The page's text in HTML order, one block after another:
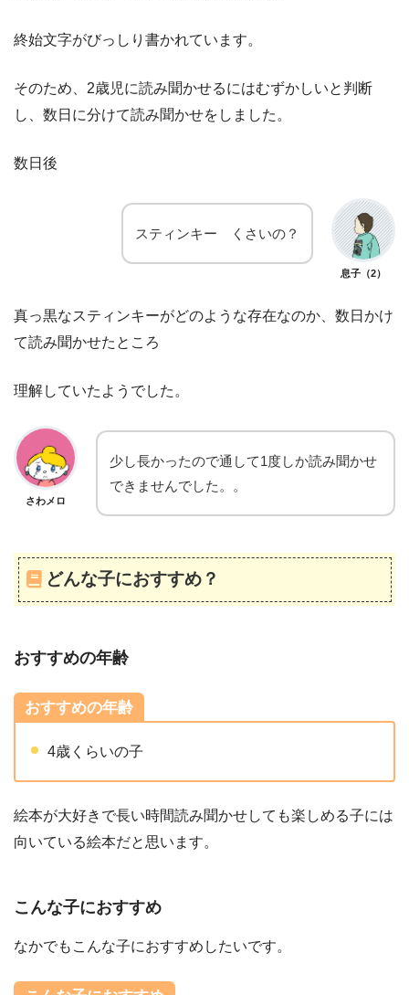
終始文字がびっしり書かれています。
そのため、2歳児に読み聞かせるにはむずかしいと判断
し、数日に分けて読み聞かせをしました。
数日後
息子（2）
スティンキー くさいの？
真っ黒なスティンキーがどのような存在なのか、数日かけ
て読み聞かせたところ
理解していたようでした。
さわメロ
少し長かったので通して1度しか読み聞かせ
できませんでした。。
どんな子におすすめ？
おすすめの年齢
おすすめの年齢
4歳くらいの子
絵本が大好きで長い時間読み聞かせしても楽しめる子には
向いている絵本だと思います。
こんな子におすすめ
なかでもこんな子におすすめしたいです。